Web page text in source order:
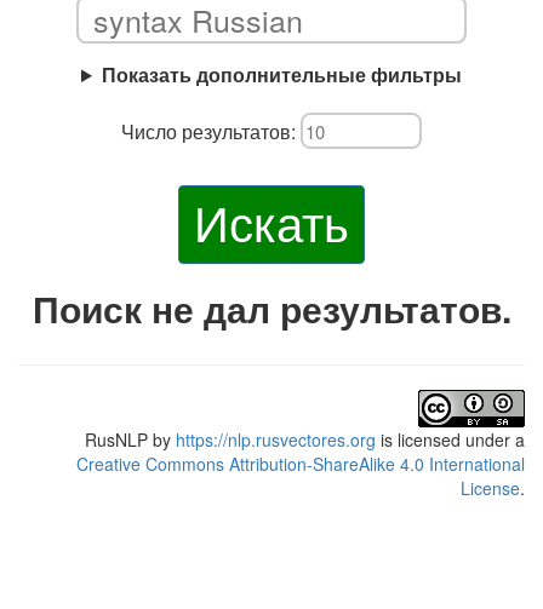
Показать дополнительные фильтры
Число результатов:
Искать
Поиск не дал результатов.
RusNLP by https://nlp.rusvectores.org is licensed under a
Creative Commons Attribution-ShareAlike 4.0 International
License.